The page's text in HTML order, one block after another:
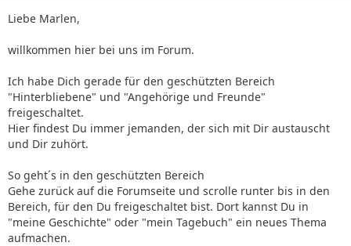
Liebe Marlen,
willkommen hier bei uns im Forum.
Ich habe Dich gerade für den geschützten Bereich
"Hinterbliebene" und "Angehörige und Freunde"
freigeschaltet.
Hier findest Du immer jemanden, der sich mit Dir austauscht
und Dir zuhört.
So geht´s in den geschützten Bereich
Gehe zurück auf die Forumseite und scrolle runter bis in den
Bereich, für den Du freigeschaltet bist. Dort kannst Du in
"meine Geschichte" oder "mein Tagebuch" ein neues Thema
aufmachen.